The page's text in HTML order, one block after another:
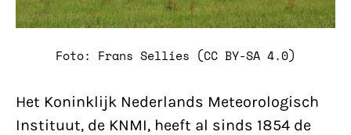
Foto: Frans Sellies (CC BY-SA 4.0)
Het Koninklijk Nederlands Meteorologisch
Instituut, de KNMI, heeft al sinds 1854 de